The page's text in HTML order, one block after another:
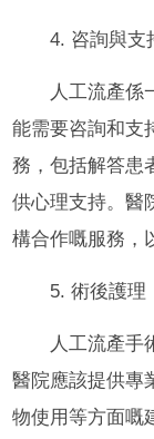
4. 咨詢與支
人工流產係
能需要咨詢和支
務，包括解答患
供心理支持。醫
構合作嘅服務，
5. 術後護理
人工流產手
醫院應該提供專
物使用等方面嘅